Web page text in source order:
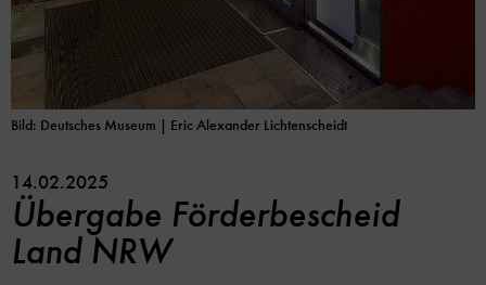
Bild: Deutsches Museum | Eric Alexander Lichtenscheidt
14.02.2025
Übergabe Förderbescheid
Land NRW